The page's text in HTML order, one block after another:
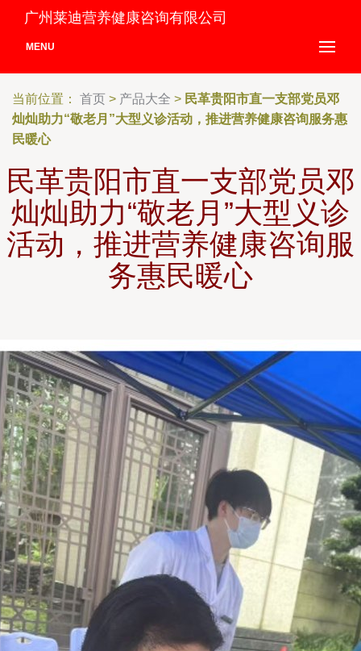
广州莱迪营养健康咨询有限公司
MENU
当前位置： 首页 > 产品大全 > 民革贵阳市直一支部党员邓
灿灿助力“敬老月”大型义诊活动，推进营养健康咨询服务惠
民暖心
民革贵阳市直一支部党员邓
灿灿助力“敬老月”大型义诊
活动，推进营养健康咨询服
务惠民暖心